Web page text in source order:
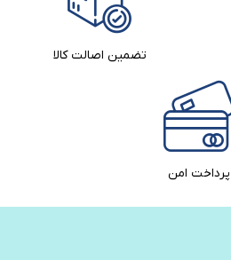
تضمین اصالت کالا​
پرداخت امن